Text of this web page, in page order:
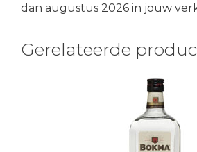
dan augustus 2026 in jouw
Gerelateerde